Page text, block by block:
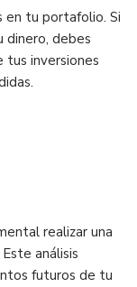
en tu portafolio. Si
dinero, debes
tus inversiones
realizar una
análisis
futuros de tu